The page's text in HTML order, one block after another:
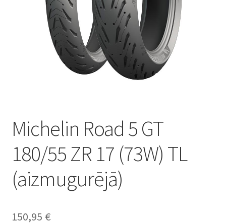
Michelin Road 5 GT
180/55 ZR 17 (73W) TL
(aizmugurējā)
150,95 €